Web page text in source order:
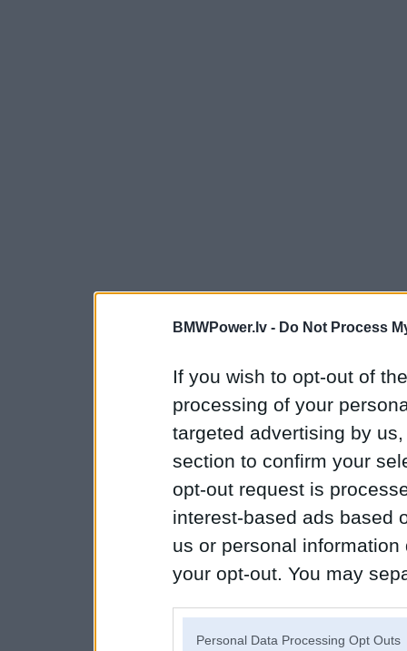
BMWPower.lv - Do Not Process
If you wish to opt-out of
processing of your
targeted advertising by
section to confirm your
opt-out request is
interest-based ads based
us or personal
your opt-out. You may
Personal Data Processing Opt Outs